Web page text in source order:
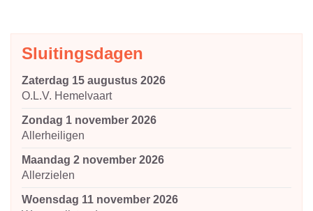
Sluitingsdagen
zaterdag 15 augustus 2026
O.L.V. Hemelvaart
zondag 1 november 2026
Allerheiligen
maandag 2 november 2026
Allerzielen
woensdag 11 november 2026